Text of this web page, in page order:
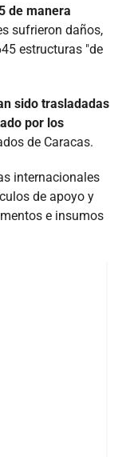
de manera
sufrieron daños,
estructuras "de
sido trasladadas
por los
de Caracas.
internacionales
de apoyo y
e insumos